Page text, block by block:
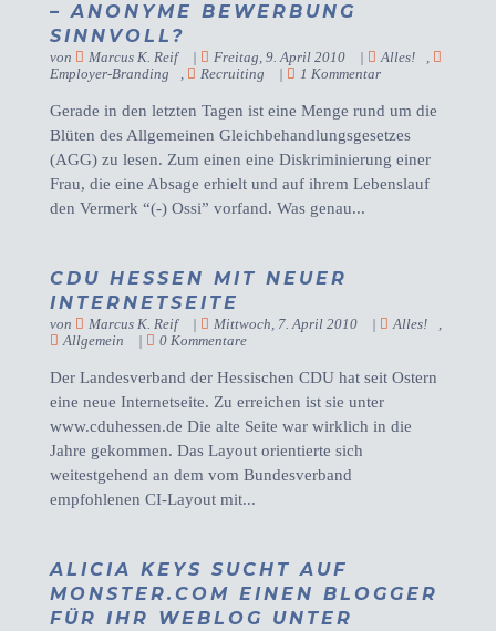
– ANONYME BEWERBUNG
SINNVOLL?
von Marcus K. Reif | Freitag, 9. April 2010 | Alles!
,
Employer-Branding
, Recruiting | 1 Kommentar
Gerade in den letzten Tagen ist eine Menge rund um die
Blüten des Allgemeinen Gleichbehandlungsgesetzes
(AGG) zu lesen. Zum einen eine Diskriminierung einer
Frau, die eine Absage erhielt und auf ihrem Lebenslauf
den Vermerk “(-) Ossi” vorfand. Was genau...
CDU HESSEN MIT NEUER
INTERNETSEITE
von Marcus K. Reif | Mittwoch, 7. April 2010 | Alles!
,
Allgemein
| 0 Kommentare
Der Landesverband der Hessischen CDU hat seit Ostern
eine neue Internetseite. Zu erreichen ist sie unter
www.cduhessen.de Die alte Seite war wirklich in die
Jahre gekommen. Das Layout orientierte sich
weitestgehend an dem vom Bundesverband
empfohlenen CI-Layout mit...
ALICIA KEYS SUCHT AUF
MONSTER.COM EINEN BLOGGER
FÜR IHR WEBLOG UNTER